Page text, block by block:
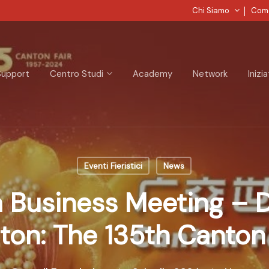
Chi Siamo
Centro Studi Academy Network
Eventi Fieristici News
Business Meeting –
The 135th